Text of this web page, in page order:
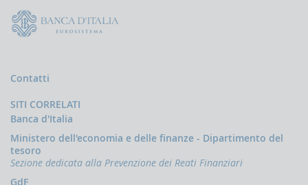
delle
comunicazioni
Segnalazioni
operazioni
sospette
Contatti
SITI CORRELATI
Banca d'Italia
Ministero dell'economia e delle finanze - Dipartimento del
tesoro
Sezione dedicata alla Prevenzione dei Reati Finanziari
GdF